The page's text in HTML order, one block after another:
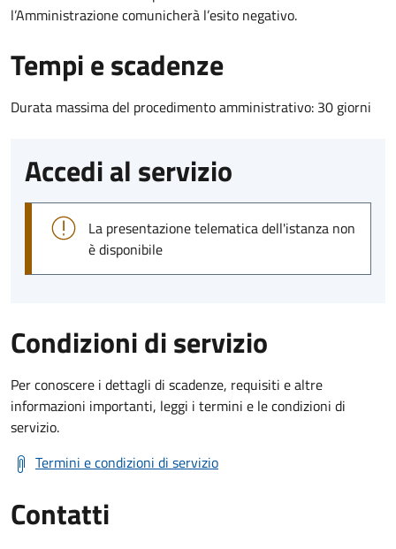
l’Amministrazione comunicherà l’esito negativo.
Tempi e scadenze
Durata massima del procedimento amministrativo: 30 giorni
Accedi al servizio
La presentazione telematica dell'istanza non
è disponibile
Condizioni di servizio
Per conoscere i dettagli di scadenze, requisiti e altre
informazioni importanti, leggi i termini e le condizioni di
servizio.
Termini e condizioni di servizio
Contatti